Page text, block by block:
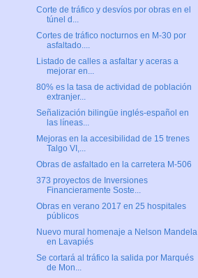
Corte de tráfico y desvíos por obras en el
túnel d...
Cortes de tráfico nocturnos en M-30 por
asfaltado....
Listado de calles a asfaltar y aceras a
mejorar en...
80% es la tasa de actividad de población
extranjer...
Señalización bilingüe inglés-español en
las líneas...
Mejoras en la accesibilidad de 15 trenes
Talgo VI,...
Obras de asfaltado en la carretera M-506
373 proyectos de Inversiones
Financieramente Soste...
Obras en verano 2017 en 25 hospitales
públicos
Nuevo mural homenaje a Nelson Mandela
en Lavapiés
Se cortará al tráfico la salida por Marqués
de Mon...